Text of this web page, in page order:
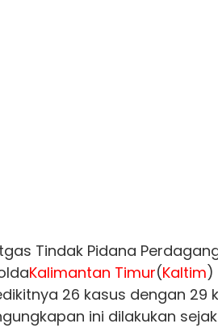
Tindak Pidana
Kalimantan Timur(Kaltim)
26 kasus dengan 29
ini dilakukan sejak